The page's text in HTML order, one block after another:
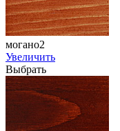
могано2
Увеличить
Выбрать